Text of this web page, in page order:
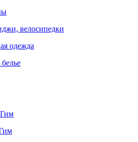
велосипедки
одежда